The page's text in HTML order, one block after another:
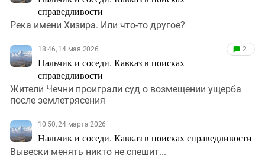
справедливости
Река имени Хизира. Или что-то другое?
18:46, 14 мая 2026
Нальчик и соседи. Кавказ в поисках
справедливости
2
Жители Чечни проиграли суд о возмещении ущерба
после землетрясения
10:50, 24 марта 2026
Нальчик и соседи. Кавказ в поисках справедливости
Вывески менять никто не спешит...